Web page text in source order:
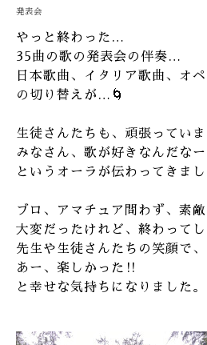
発表会
やっと終わった…
35曲の歌の発表会の伴奏…
日本歌曲、イタリア歌曲、オ
の切り替えが…🌀
生徒さんたちも、頑張っていま
みなさん、歌が好きなんだなー
というオーラが伝わってきまし
ブロ、アマチュア問わず、素
大変だったけれど、終わってし
先生や生徒さんたちの笑顔で、
あー、楽しかった‼︎
と幸せな気持ちになりました。